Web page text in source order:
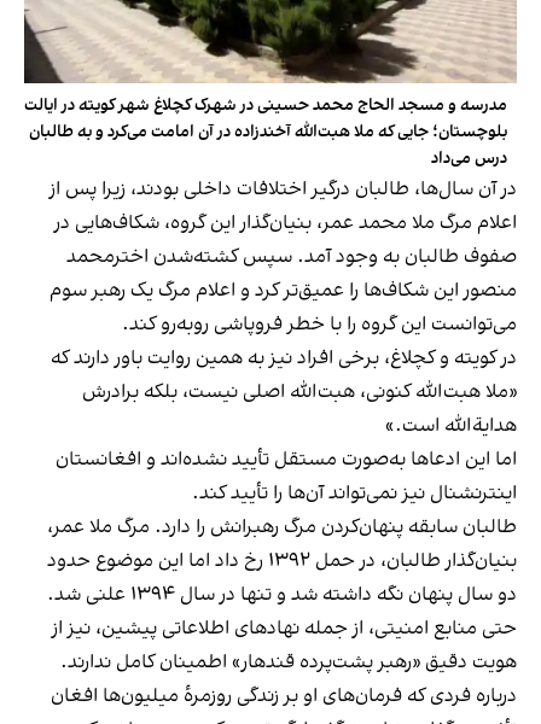
مدرسه و مسجد الحاج محمد حسینی در شهرک کچلاغ شهر کویته در ایالت
بلوچستان؛ جایی که ملا هبت‌الله آخندزاده در آن امامت می‌کرد و به طالبان
درس می‌داد
در آن سال‌ها، طالبان درگیر اختلافات داخلی بودند، زیرا پس از
اعلام مرگ ملا محمد عمر، بنیان‌گذار این گروه، شکاف‌هایی در
صفوف طالبان به وجود آمد. سپس کشته‌شدن اخترمحمد
منصور این شکاف‌ها را عمیق‌تر کرد و اعلام مرگ یک رهبر سوم
می‌توانست این گروه را با خطر فروپاشی روبه‌رو کند.
در کویته و کچلاغ، برخی افراد نیز به همین روایت باور دارند که
«ملا هبت‌الله کنونی، هبت‌الله اصلی نیست، بلکه برادرش
هدایة‌الله است.»
اما این ادعاها به‌صورت مستقل تأیید نشده‌اند و افغانستان
اینترنشنال نیز نمی‌تواند آن‌ها را تأیید کند.
طالبان سابقه پنهان‌کردن مرگ رهبرانش را دارد. مرگ ملا عمر،
بنیان‌گذار طالبان، در حمل ۱۳۹۲ رخ داد اما این موضوع حدود
دو سال پنهان نگه داشته شد و تنها در سال ۱۳۹۴ علنی شد.
حتی منابع امنیتی، از جمله نهادهای اطلاعاتی پیشین، نیز از
هویت دقیق «رهبر پشت‌پرده قندهار» اطمینان کامل ندارند.
درباره فردی که فرمان‌های او بر زندگی روزمرهٔ میلیون‌ها افغان